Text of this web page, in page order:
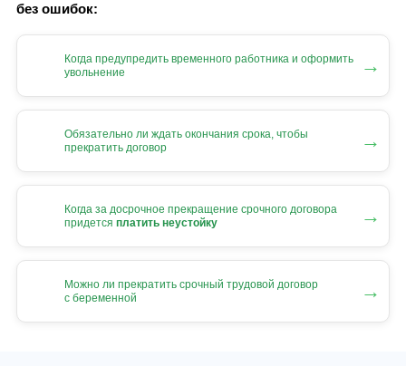
без ошибок:
Когда предупредить временного работника и оформить
увольнение
→
Обязательно ли ждать окончания срока, чтобы
прекратить договор
→
Когда за досрочное прекращение срочного договора
придется платить неустойку →
Можно ли прекратить срочный трудовой договор
с беременной
→